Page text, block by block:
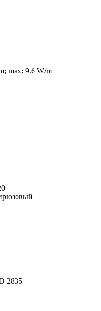
max: 9.6 W/m
2835